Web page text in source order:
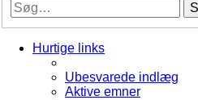
Hurtige links
Ubesvarede indlæg
Aktive emner